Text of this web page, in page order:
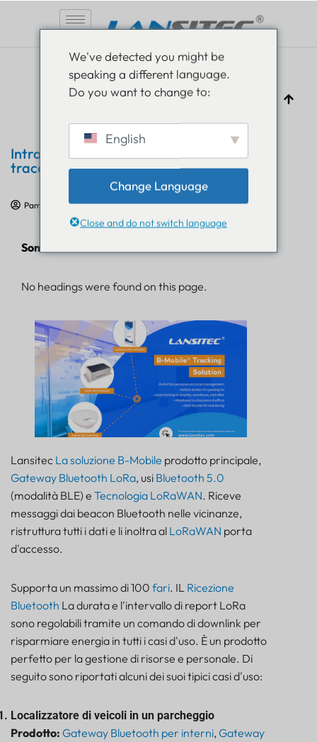
Introduzione alla soluzione di
tracciamento Lansitec B-Mobile
Pam Luthra 25 agosto 2021 Soluzioni di monitoraggio
Sommario
No headings were found on this page.
Lansitec La soluzione B-Mobile prodotto principale,
Gateway Bluetooth LoRa, usi Bluetooth 5.0
(modalità BLE) e Tecnologia LoRaWAN. Riceve
messaggi dai beacon Bluetooth nelle vicinanze,
ristruttura tutti i dati e li inoltra al LoRaWAN porta
d'accesso.
Supporta un massimo di 100 fari. IL Ricezione
Bluetooth La durata e l'intervallo di report LoRa
sono regolabili tramite un comando di downlink per
risparmiare energia in tutti i casi d'uso. È un prodotto
perfetto per la gestione di risorse e personale. Di
seguito sono riportati alcuni dei suoi tipici casi d'uso:
Localizzatore di veicoli in un parcheggio
Prodotto: Gateway Bluetooth per interni, Gateway
We've detected you might be
speaking a different language.
Do you want to change to:
English
Change Language
Close and do not switch language